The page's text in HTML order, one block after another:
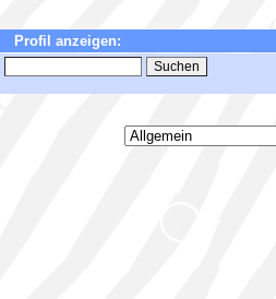
Profil anzeigen: